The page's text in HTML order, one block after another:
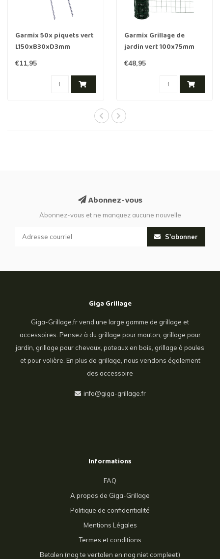
Garmix 50x piquets vert
L150xB30xD3mm
€11,95
Garmix Grillage de
jardin vert 100x75mm
100cm 2mm 25m
€48,95
Abonnez-vous
Abonnez-vous et ne manquez aucune nouvelle
S'abonner
Giga Grillage
Giga-Grillage.fr vend une large gamme de grillage et
accessoires. Pensez à du grillage pour mouton, grillage pour
jardin, grillage pour chevaux, poteaux en bois, grillage à poules
et pour volière. En plus de grillage, nous vendons également
des accessoire
info@giga-grillage.fr
Informations
FAQ
A propos de Giga-Grillage
Politique de confidentialité
Mentions Légales
Termes et conditions
Betalen (nog te vertalen en nog niet compleet)